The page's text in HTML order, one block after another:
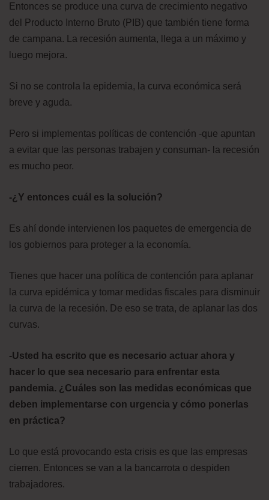
Entonces se produce una curva de crecimiento negativo
del Producto Interno Bruto (PIB) que también tiene forma
de campana. La recesión aumenta, llega a un máximo y
luego mejora.
Si no se controla la epidemia, la curva económica será
breve y aguda.
Pero si implementas políticas de contención -que apuntan
a evitar que las personas trabajen y consuman- la recesión
es mucho peor.
-¿Y entonces cuál es la solución?
Es ahí donde intervienen los paquetes de emergencia de
los gobiernos para proteger a la economía.
Tienes que hacer una política de contención para aplanar
la curva epidémica y tomar medidas fiscales para disminuir
la curva de la recesión. De eso se trata, de aplanar las dos
curvas.
-Usted ha escrito que es necesario actuar ahora y
hacer lo que sea necesario para enfrentar esta
pandemia. ¿Cuáles son las medidas económicas que
deben implementarse con urgencia y cómo ponerlas
en práctica?
Lo que está provocando esta crisis es que las empresas
cierren. Entonces se van a la bancarrota o despiden
trabajadores.